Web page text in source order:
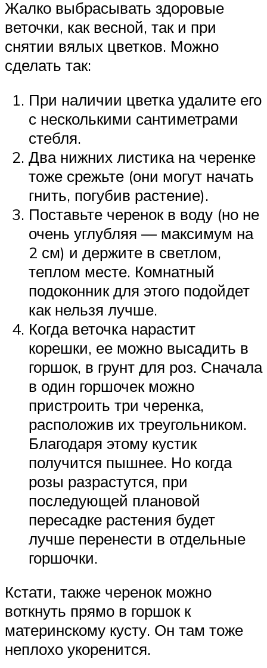
Жалко выбрасывать здоровые
веточки, как весной, так и при
снятии вялых цветков. Можно
сделать так:
При наличии цветка удалите его
с несколькими сантиметрами
стебля.
Два нижних листика на черенке
тоже срежьте (они могут начать
гнить, погубив растение).
Поставьте черенок в воду (но не
очень углубляя — максимум на
2 см) и держите в светлом,
теплом месте. Комнатный
подоконник для этого подойдет
как нельзя лучше.
Когда веточка нарастит
корешки, ее можно высадить в
горшок, в грунт для роз. Сначала
в один горшочек можно
пристроить три черенка,
расположив их треугольником.
Благодаря этому кустик
получится пышнее. Но когда
розы разрастутся, при
последующей плановой
пересадке растения будет
лучше перенести в отдельные
горшочки.
Кстати, также черенок можно
воткнуть прямо в горшок к
материнскому кусту. Он там тоже
неплохо укоренится.